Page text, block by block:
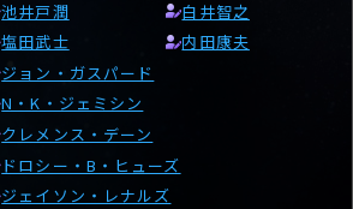
池井戸潤
白井智之
塩田武士
内田康夫
ジョン・ガスパード
N・K・ジェミシン
クレメンス・デーン
ドロシー・B・ヒューズ
ジェイソン・レナルズ